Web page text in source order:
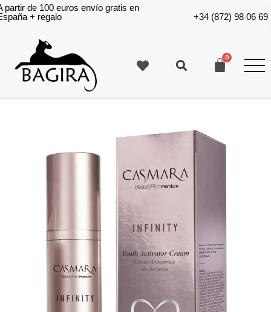
partir de 100 euros envío gratis en
+ regalo
+34 (872) 98 06 69